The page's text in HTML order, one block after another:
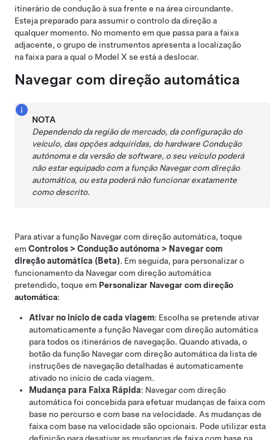
itinerário de condução à sua frente e na área circundante.
Esteja preparado para assumir o controlo da direção a
qualquer momento. No momento em que passa para a faixa
adjacente, ogrupo de instrumentosapresenta a localização
na faixa para a qual o Model X se está a deslocar.
Navegar com direção automática
NOTA
Dependendo da região de mercado, da configuração do
veículo, das opções adquiridas, do hardware Condução
autónomae da versão de software, o seu veículo poderá
não estar equipado com a funçãoNavegar com direção
automática, ou esta poderá não funcionar exatamente
como descrito.
Para ativar a função Navegar com direção automática, toque
em Controlos > Condução autónoma > Navegar com
direção automática (Beta). Em seguida, para personalizar o
funcionamento da Navegar com direção automática
pretendido, toque em Personalizar Navegar com direção
automática:
Ativar no início de cada viagem: Escolha se pretende ativar
automaticamente a função Navegar com direção automática
para todos os itinerários de navegação. Quando ativada, o
botão da função Navegar com direção automáticada lista de
instruções de navegação detalhadas é automaticamente
ativado no início de cada viagem.
Mudança para Faixa Rápida: Navegar com direção
automáticafoi concebida para efetuar mudanças de faixa com
base no percurso e com base na velocidade. As mudanças de
faixa com base na velocidade são opcionais. Pode utilizar esta